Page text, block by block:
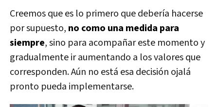
Creemos que es lo primero que debería hacerse
por supuesto, no como una medida para
siempre, sino para acompañar este momento y
gradualmente ir aumentando a los valores que
corresponden. Aún no está esa decisión ojalá
pronto pueda implementarse.